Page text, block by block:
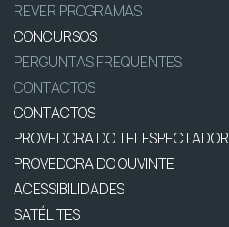
REVER PROGRAMAS
CONCURSOS
PERGUNTAS FREQUENTES
CONTACTOS
CONTACTOS
PROVEDORA DO TELESPECTADOR
PROVEDORA DO OUVINTE
ACESSIBILIDADES
SATÉLITES